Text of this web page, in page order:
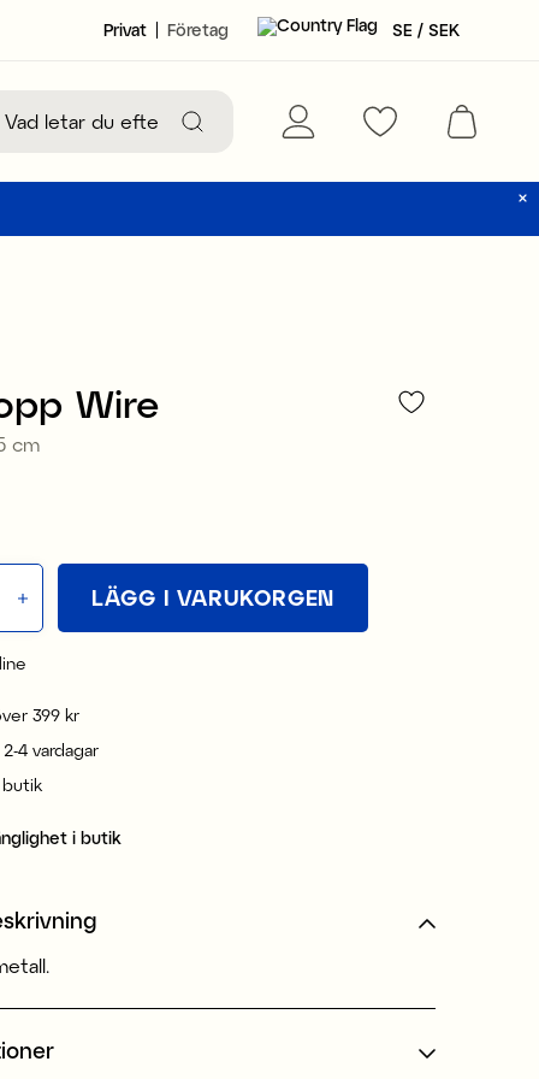
Privat Företag SE / SEK
Wire
cm
kr
LÄGG I VARUKORGEN
399 kr
4 vardagar
butik
i butik